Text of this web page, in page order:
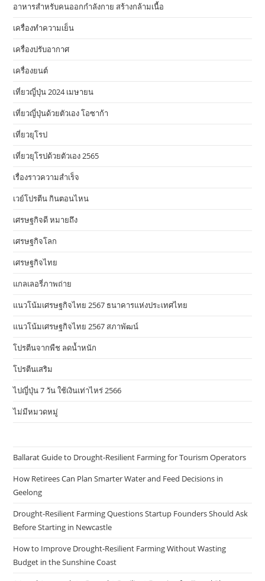
อาหารสําหรับคนออกกําลังกาย สร้างกล้ามเนื้อ
เครื่องทำความเย็น
เครื่องปรับอากาศ
เครื่องยนต์
เที่ยวญี่ปุ่น 2024 เมษายน
เที่ยวญี่ปุ่นด้วยตัวเอง โอซาก้า
เที่ยวยุโรป
เที่ยวยุโรปด้วยตัวเอง 2565
เรื่องราวความสำเร็จ
เวย์โปรตีน กินตอนไหน
เศรษฐกิจดี หมายถึง
เศรษฐกิจโลก
เศรษฐกิจไทย
แกลเลอรี่ภาพถ่าย
แนวโน้มเศรษฐกิจไทย 2567 ธนาคารแห่งประเทศไทย
แนวโน้มเศรษฐกิจไทย 2567 สภาพัฒน์
โปรตีนจากพืช ลดน้ำหนัก
โปรตีนเสริม
ไปญี่ปุ่น 7 วัน ใช้เงินเท่าไหร่ 2566
ไม่มีหมวดหมู่
Ballarat Guide to Drought-Resilient Farming for Tourism Operators
How Retirees Can Plan Smarter Water and Feed Decisions in
Geelong
Drought-Resilient Farming Questions Startup Founders Should Ask
Before Starting in Newcastle
How to Improve Drought-Resilient Farming Without Wasting
Budget in the Sunshine Coast